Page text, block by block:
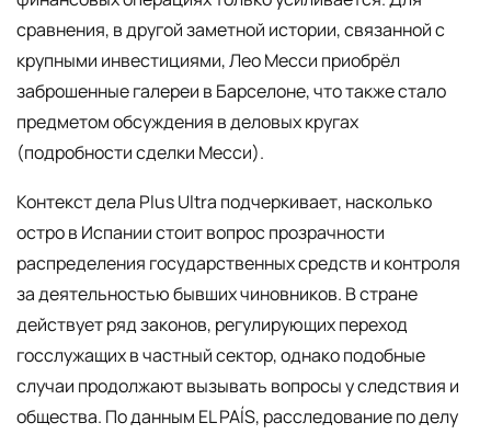
сравнения, в другой заметной истории, связанной с
крупными инвестициями, Лео Месси приобрёл
заброшенные галереи в Барселоне, что также стало
предметом обсуждения в деловых кругах
(подробности сделки Месси).
Контекст дела Plus Ultra подчеркивает, насколько
остро в Испании стоит вопрос прозрачности
распределения государственных средств и контроля
за деятельностью бывших чиновников. В стране
действует ряд законов, регулирующих переход
госслужащих в частный сектор, однако подобные
случаи продолжают вызывать вопросы у следствия и
общества. По данным EL PAÍS, расследование по делу